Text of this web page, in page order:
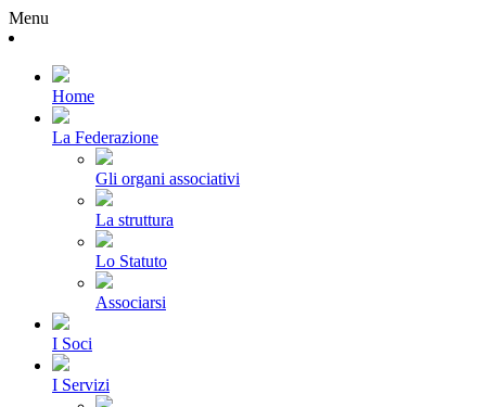
Menu
Home
La Federazione
Gli organi associativi
La struttura
Lo Statuto
Associarsi
I Soci
I Servizi